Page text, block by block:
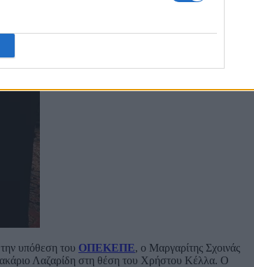
την υπόθεση του ΟΠΕΚΕΠΕ, ο Μαργαρίτης Σχοινάς
Λαζαρίδη στη θέση του Χρήστου Κέλλα. Ο